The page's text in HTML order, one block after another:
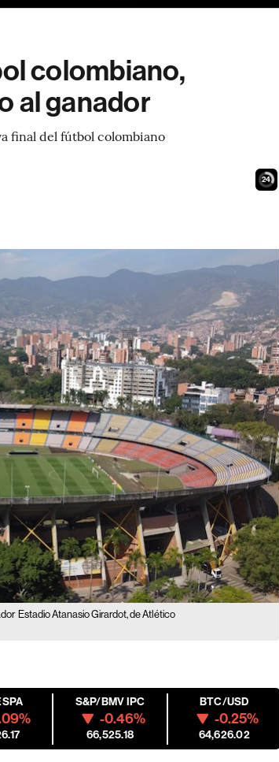
colombiano,
al ganador
final del fútbol colombiano
23
Estadio Atanasio Girardot, de Atlético
S&P/BMV IPC
-0.46%
66,525.18
BTC/USD
-0.25%
64,626.02